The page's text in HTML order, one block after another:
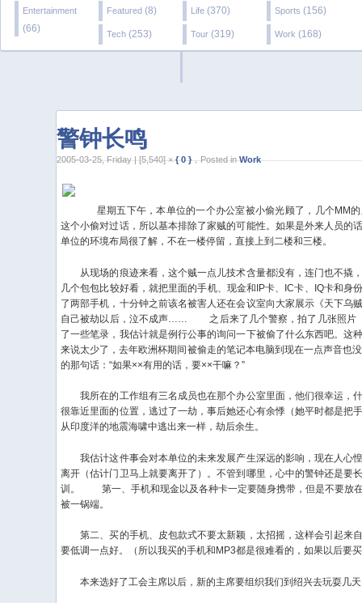
Entertainment
(66)
Featured (8) Life (370) Sports (156)
Tech (253) Tour (319) Work (168)
警钟长鸣
2005-03-25, Friday | [5,540] ×{ 0 }，Posted inWork
星期五下午，本单位的一个办公室被小偷光顾了，几个MM的
这个小偷对过话，所以基本排除了家贼的可能性。如果是外来人员的
单位的环境布局很了解，不在一楼停留，直接上到二楼和三楼。
从现场的痕迹来看，这个贼一点儿技术含量都没有，连门也不撬
几个包包比较好看，就把里面的手机、现金和IP卡、IC卡、IQ卡和身
了两部手机，十分钟之前该名被害人还在会议室向大家展示《天下乌
自己被劫以后，泣不成声……
之后来了几个警察，拍了几张照片
了一些笔录，我估计就是例行公事的询问一下被偷了什么东西吧。这
来说太少了，去年欧洲杯期间被偷走的笔记本电脑到现在一点声音也
的那句话：“如果××有用的话，要××干嘛？”
我所在的工作组有三名成员也在那个办公室里面，他们很幸运，
很靠近里面的位置，逃过了一劫，事后她还心有余悸（她平时都是把
从印度洋的地震海啸中逃出来一样，劫后余生。
我估计这件事会对本单位的未来发展产生深远的影响，现在人心
离开（估计门卫马上就要离开了）。不管到哪里，心中的警钟还是要
训。
第一、手机和现金以及各种卡一定要随身携带，但是不要放
被一锅端。
第二、买的手机、皮包款式不要太新颖，太招摇，这样会引起来
要低调一点好。（所以我买的手机和MP3都是很难看的，如果以后要
本来选好了工会主席以后，新的主席要组织我们到绍兴去玩耍几天